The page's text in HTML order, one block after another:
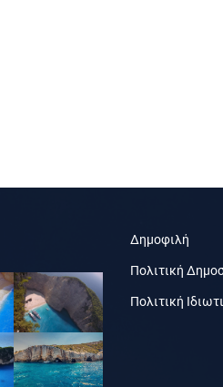
Δημοφιλή
Πολιτική
Πολιτική